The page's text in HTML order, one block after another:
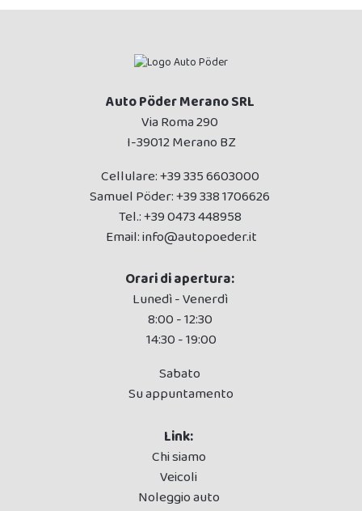
Auto Pöder Merano SRL
Via Roma 290
I-39012 Merano BZ
Cellulare:+39 335 6603000
Samuel Pöder:+39 338 1706626
Tel.:+39 0473 448958
Email:info@autopoeder.it
Orari di apertura:
Lunedì - Venerdì
8:00 - 12:30
14:30 - 19:00
Sabato
Su appuntamento
Link:
Chi siamo
Veicoli
Noleggio auto